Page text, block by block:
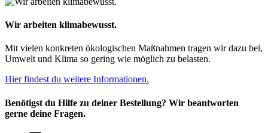
Wir arbeiten klimabewusst.
Mit vielen konkreten ökologischen Maßnahmen tragen wir dazu bei,
Umwelt und Klima so gering wie möglich zu belasten.
Hier findest du weitere Informationen.
Benötigst du Hilfe zu deiner Bestellung? Wir beantworten
gerne deine Fragen.